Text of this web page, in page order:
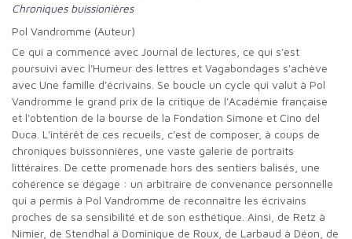
Chroniques buissionières
Pol Vandromme (Auteur)
Ce qui a commencé avec Journal de lectures, ce qui s'est
poursuivi avec l'Humeur des lettres et Vagabondages s'achève
avec Une famille d'écrivains. Se boucle un cycle qui valut à Pol
Vandromme le grand prix de la critique de l'Académie française
et l'obtention de la bourse de la Fondation Simone et Cino del
Duca. L'intérêt de ces recueils, c'est de composer, à coups de
chroniques buissonnières, une vaste galerie de portraits
littéraires. De cette promenade hors des sentiers balisés, une
cohérence se dégage : un arbitraire de convenance personnelle
qui a permis à Pol Vandromme de reconnaître les écrivains
proches de sa sensibilité et de son esthétique. Ainsi, de Retz à
Nimier, de Stendhal à Dominique de Roux, de Larbaud à Déon, de